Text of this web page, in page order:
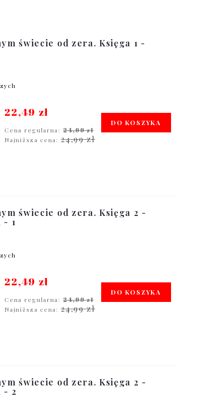
świecie od zera. Księga 1 -
22,49 zł
Cena regularna: 24,99 zł
Najniższa cena:24,99 zł
DO KOSZYKA
świecie od zera. Księga 2 -
- 1
22,49 zł
Cena regularna: 24,99 zł
Najniższa cena:24,99 zł
DO KOSZYKA
świecie od zera. Księga 2 -
- 2